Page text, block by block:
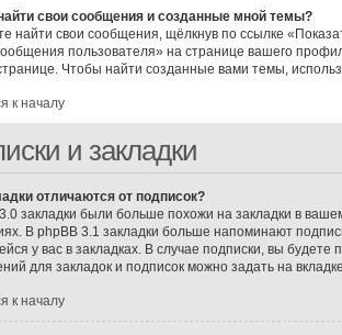
свои сообщения и созданные мной темы?
найти свои сообщения, щёлкнув по ссылке
пользователя» на странице вашего
Чтобы найти созданные вами темы,
к началу
и закладки
отличаются от подписок?
закладки были больше похожи на закладки в
В phpBB 3.1 закладки больше напоминают
у вас в закладках. В случае подписки, вы
для закладок и подписок можно задать на
к началу